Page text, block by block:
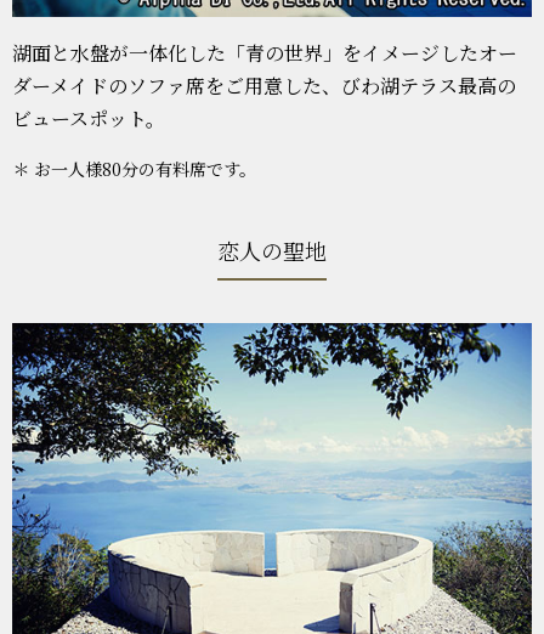
湖面と水盤が一体化した「青の世界」をイメージしたオー
ダーメイドのソファ席をご用意した、びわ湖テラス最高の
ビュースポット。
＊ お一人様80分の有料席です。
恋人の聖地